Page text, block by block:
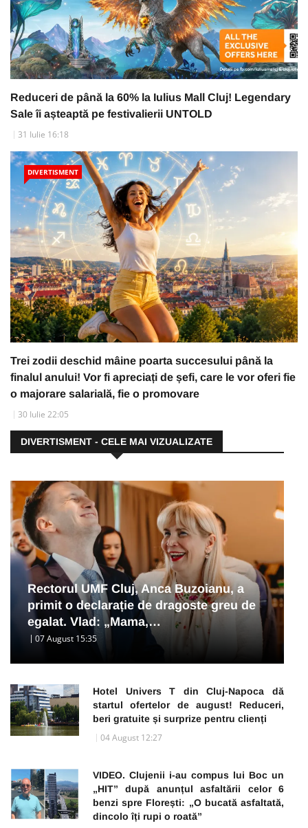
Reduceri de până la 60% la Iulius Mall Cluj! Legendary
Sale îi așteaptă pe festivalierii UNTOLD
31 Iulie 16:18
DIVERTISMENT
Trei zodii deschid mâine poarta succesului până la
finalul anului! Vor fi apreciați de șefi, care le vor oferi fie
o majorare salarială, fie o promovare
30 Iulie 22:05
DIVERTISMENT - CELE MAI VIZUALIZATE
Rectorul UMF Cluj, Anca Buzoianu, a
primit o declarație de dragoste greu de
egalat. Vlad: „Mama,…
07 August 15:35
Hotel Univers T din Cluj-Napoca dă
startul ofertelor de august! Reduceri,
beri gratuite și surprize pentru clienți
04 August 12:27
VIDEO. Clujenii i-au compus lui Boc un
„HIT” după anunțul asfaltării celor 6
benzi spre Florești: „O bucată asfaltată,
dincolo îți rupi o roată”